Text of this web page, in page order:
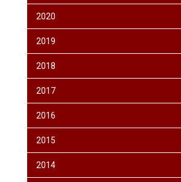
2020
2019
2018
2017
2016
2015
2014